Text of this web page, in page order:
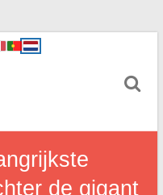
de gigant